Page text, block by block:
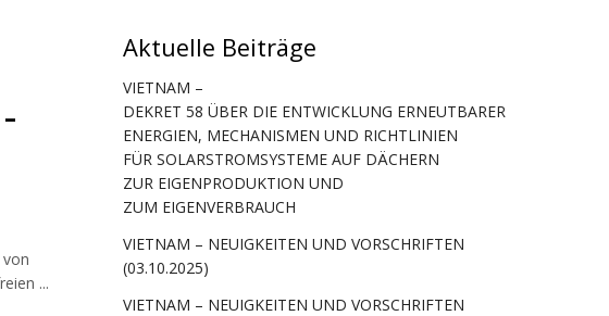
-
...
Aktuelle Beiträge
VIETNAM –
DEKRET 58 ÜBER DIE ENTWICKLUNG ERNEUTBARER
ENERGIEN, MECHANISMEN UND RICHTLINIEN
FÜR SOLARSTROMSYSTEME AUF DÄCHERN
ZUR EIGENPRODUKTION UND
ZUM EIGENVERBRAUCH
VIETNAM – NEUIGKEITEN UND VORSCHRIFTEN
(03.10.2025)
VIETNAM – NEUIGKEITEN UND VORSCHRIFTEN